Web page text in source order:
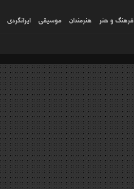
فرهنگ و هنر هنرمندان موسیقی ایرانگردی